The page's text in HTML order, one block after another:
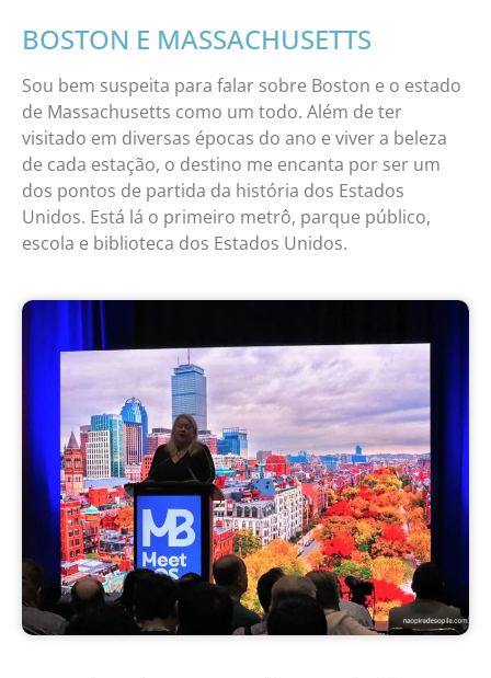
BOSTON E MASSACHUSETTS
Sou bem suspeita para falar sobre Boston e o estado
de Massachusetts como um todo. Além de ter
visitado em diversas épocas do ano e viver a beleza
de cada estação, o destino me encanta por ser um
dos pontos de partida da história dos Estados
Unidos. Está lá o primeiro metrô, parque público,
escola e biblioteca dos Estados Unidos.